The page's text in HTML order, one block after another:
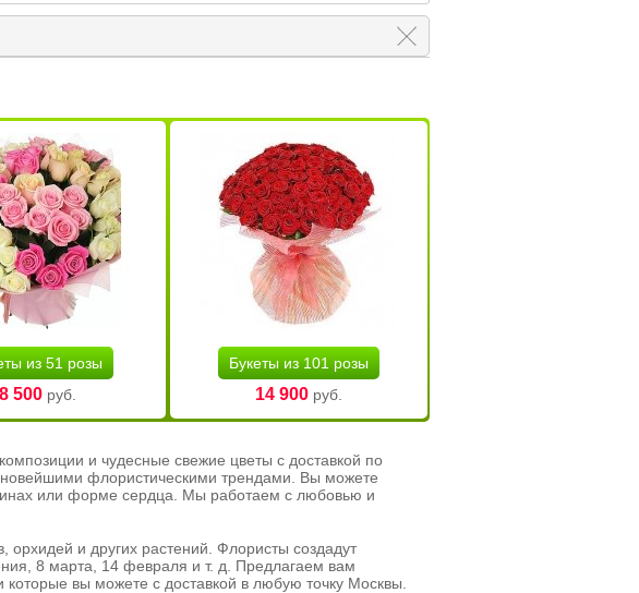
из 51 розы
8 500руб.
Букеты из 101 розы
14 900руб.
и чудесные свежие цветы с доставкой по
новейшими флористическими трендами. Вы можете
или форме сердца. Мы работаем с любовью и
орхидей и других растений. Флористы создадут
8 марта, 14 февраля и т. д. Предлагаем вам
вы можете с доставкой в любую точку Москвы.